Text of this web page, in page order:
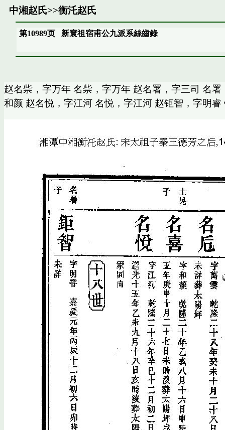
中湘赵氏>>衡汑赵氏
第10989页新寰祖宿甫公九派系絲齒錄
赵名祡，字万年 名祡，字万年 赵名署，字三司 名
和颜 赵名悦，字江河 名悦，字江河 赵钜智，字明睿